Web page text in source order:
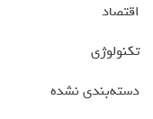
اقتصاد
تکنولوژی
دسته‌بندی نشده